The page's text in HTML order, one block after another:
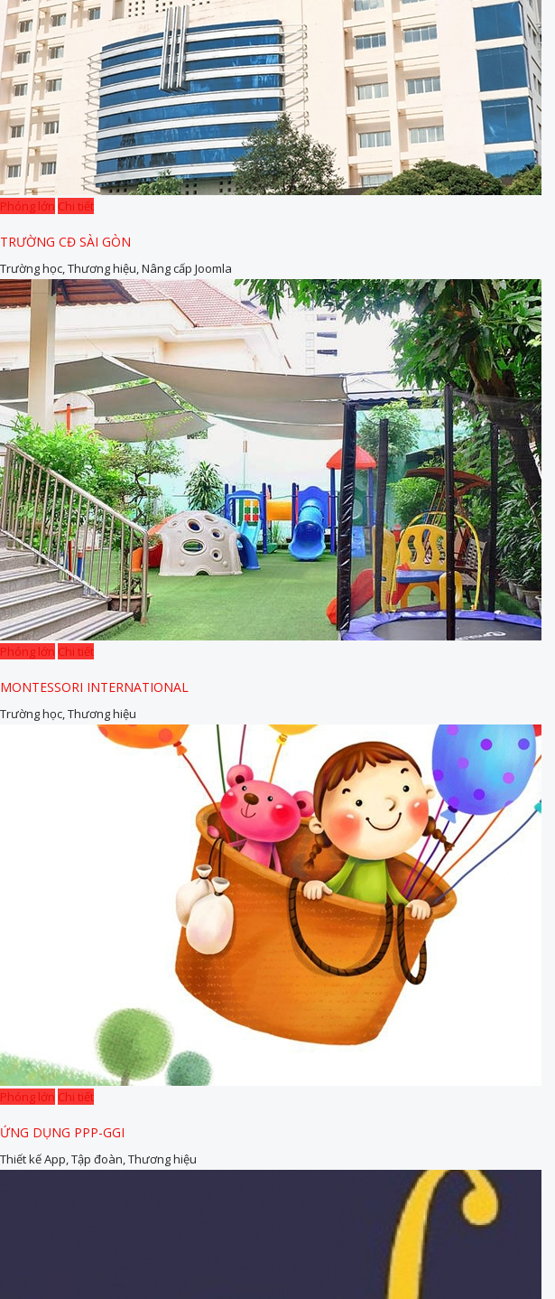
Phóng lớn Chi tiết
TRƯỜNG CĐ SÀI GÒN
Trường học, Thương hiệu, Nâng cấp Joomla
Phóng lớn Chi tiết
MONTESSORI INTERNATIONAL
Trường học, Thương hiệu
Phóng lớn Chi tiết
ỨNG DỤNG PPP-GGI
Thiết kế App, Tập đoàn, Thương hiệu